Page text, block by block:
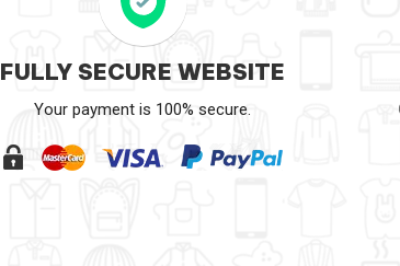
FULLY SECURE WEBSITE
Your payment is 100% secure.